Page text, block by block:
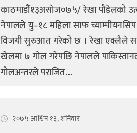
काठमाडौं१३असाेज०७५/ रेखा पौडेलको
नेपालले यु–१८ महिला साफ
विजयी सुरुआत गरेको छ । रेखा एक्लैले
खेलमा ७ गोल गरेपछि नेपालले
गोलअन्तरले पराजित...
२०७५ आश्विन १३, शनिवार